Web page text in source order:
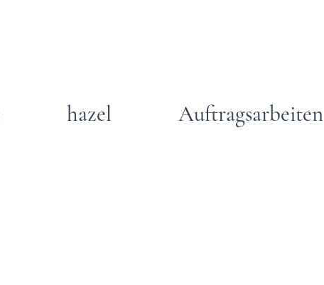
hazel Auftragsarbeiten